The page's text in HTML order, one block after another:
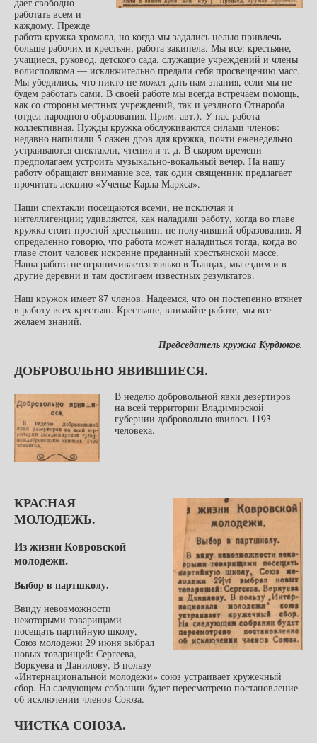
работать всем и
каждому. Прежде
работа кружка хромала, но когда мы задались целью привлечь
больше рабочих и крестьян, работа закипела. Мы все: крестьяне,
учащиеся, руковод. детского сада, служащие учреждений и члены
волисполкома — исключительно предали себя просвещению масс.
Мы убедились, что никто не может дать нам знания, если мы не
будем работать сами. В своей работе мы всегда встречаем помощь,
как со стороны местных учреждений, так и уездного Отнароба
(отдел народного образования. Прим. авт.). У нас работа
коллективная. Нужды кружка обслуживаются силами членов:
недавно напилили 5 сажен дров для кружка, почти еженедельно
устраиваются спектакли, чтения и т. д. В скором времени
предполагаем устроить музыкально-вокальный вечер. На нашу
работу обращают внимание все, так один священник предлагает
прочитать лекцию «Ученье Карла Маркса».
Наши спектакли посещаются всеми, не исключая и
интеллигенции; удивляются, как наладили работу, когда во главе
кружка стоит простой крестьянин, не получивший образования. Я
определенно говорю, что работа может наладиться тогда, когда во
главе стоит человек искренне преданный крестьянской массе.
Наша работа не ограничивается только в Тынцах, мы ездим и в
другие деревни и там достигаем известных результатов.
Наш кружок имеет 87 членов. Надеемся, что он постепенно втянет
в работу всех крестьян. Крестьяне, внимайте работе, мы все
желаем знаний.
Председатель кружка Курдюков.
ДОБРОВОЛЬНО ЯВИВШИЕСЯ.
В неделю добровольной явки дезертиров
на всей территории Владимирской
губернии добровольно явилось 1193
человека.
КРАСНАЯ
МОЛОДЕЖЬ.
Из жизни Ковровской
молодежи.
Выбор в партшколу.
Ввиду невозможности
некоторыми товарищами
посещать партийную школу,
Союз молодежи 29 июня выбрал
новых товарищей: Сергеева,
Воркуева и Данилову. В пользу
«Интернациональной молодежи» союз устраивает кружечный
сбор. На следующем собрании будет пересмотрено постановление
об исключении членов Союза.
ЧИСТКА СОЮЗА.